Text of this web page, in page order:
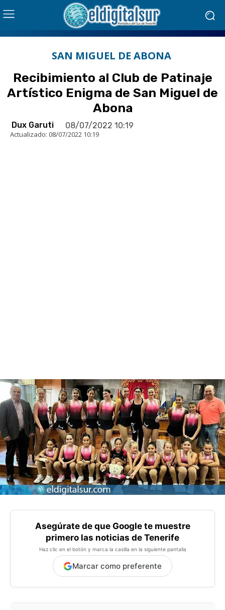
SAN MIGUEL DE ABONA
Recibimiento al Club de Patinaje
Artístico Enigma de San Miguel de
Abona
Dux Garuti 08/07/2022 10:19
Actualizado: 08/07/2022 10:19
Asegúrate de que Google te muestre
primero las noticias de Tenerife
Haz clic en el botón y marca la casilla en la siguiente pantalla
Marcar como preferente